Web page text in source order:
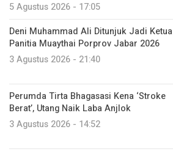
5 Agustus 2026 - 17:05
Deni Muhammad Ali Ditunjuk Jadi Ketua
Panitia Muaythai Porprov Jabar 2026
3 Agustus 2026 - 21:40
Perumda Tirta Bhagasasi Kena ‘Stroke
Berat’, Utang Naik Laba Anjlok
3 Agustus 2026 - 14:52